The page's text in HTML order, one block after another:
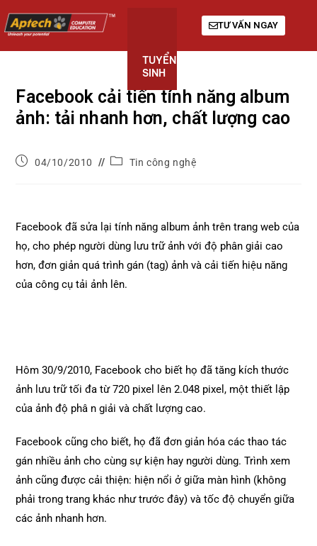
TUYỂN
SINH
TƯ VẤN NGAY
Facebook cải tiến tính năng album
ảnh: tải nhanh hơn, chất lượng cao
04/10/2010 Tin công nghệ
Facebook đã sửa lại tính năng album ảnh trên trang web của
họ, cho phép người dùng lưu trữ ảnh với độ phân giải cao
hơn, đơn giản quá trình gán (tag) ảnh và cải tiến hiệu năng
của công cụ tải ảnh lên.
Hôm 30/9/2010, Facebook cho biết họ đã tăng kích thước
ảnh lưu trữ tối đa từ 720 pixel lên 2.048 pixel, một thiết lập
của ảnh độ phâ n giải và chất lượng cao.
Facebook cũng cho biết, họ đã đơn giản hóa các thao tác
gán nhiều ảnh cho cùng sự kiện hay người dùng. Trình xem
ảnh cũng được cải thiện: hiện nổi ở giữa màn hình (không
phải trong trang khác như trước đây) và tốc độ chuyển giữa
các ảnh nhanh hơn.